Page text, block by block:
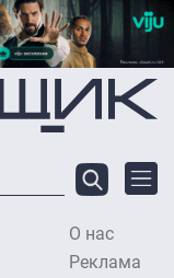
О нас
Реклама